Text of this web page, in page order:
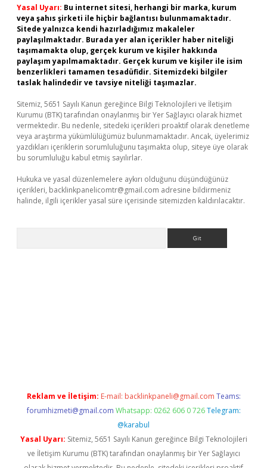
Yasal Uyarı: Bu internet sitesi, herhangi bir marka, kurum
veya şahıs şirketi ile hiçbir bağlantısı bulunmamaktadır.
Sitede yalnızca kendi hazırladığımız makaleler
paylaşılmaktadır. Burada yer alan içerikler haber niteliği
taşımamakta olup, gerçek kurum ve kişiler hakkında
paylaşım yapılmamaktadır. Gerçek kurum ve kişiler ile isim
benzerlikleri tamamen tesadüfidir. Sitemizdeki bilgiler
taslak halindedir ve tavsiye niteliği taşımazlar.
Sitemiz, 5651 Sayılı Kanun gereğince Bilgi Teknolojileri ve İletişim
Kurumu (BTK) tarafından onaylanmış bir Yer Sağlayıcı olarak hizmet
vermektedir. Bu nedenle, sitedeki içerikleri proaktif olarak denetleme
veya araştırma yükümlülüğümüz bulunmamaktadır. Ancak, üyelerimiz
yazdıkları içeriklerin sorumluluğunu taşımakta olup, siteye üye olarak
bu sorumluluğu kabul etmiş sayılırlar.
Hukuka ve yasal düzenlemelere aykırı olduğunu düşündüğünüz
içerikleri, backlinkpanelicomtr@gmail.com adresine bildirmeniz
halinde, ilgili içerikler yasal süre içerisinde sitemizden kaldırılacaktır.
Reklam ve İletişim: E-mail: backlinkpaneli@gmail.com Teams:
forumhizmeti@gmail.com Whatsapp: 0262 606 0 726 Telegram:
@karabul
Yasal Uyarı: Sitemiz, 5651 Sayılı Kanun gereğince Bilgi Teknolojileri
ve İletişim Kurumu (BTK) tarafından onaylanmış bir Yer Sağlayıcı